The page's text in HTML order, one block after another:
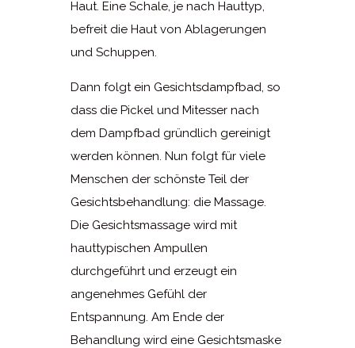
Haut. Eine Schale, je nach Hauttyp,
befreit die Haut von Ablagerungen
und Schuppen.
Dann folgt ein Gesichtsdampfbad, so
dass die Pickel und Mitesser nach
dem Dampfbad gründlich gereinigt
werden können. Nun folgt für viele
Menschen der schönste Teil der
Gesichtsbehandlung: die Massage.
Die Gesichtsmassage wird mit
hauttypischen Ampullen
durchgeführt und erzeugt ein
angenehmes Gefühl der
Entspannung. Am Ende der
Behandlung wird eine Gesichtsmaske